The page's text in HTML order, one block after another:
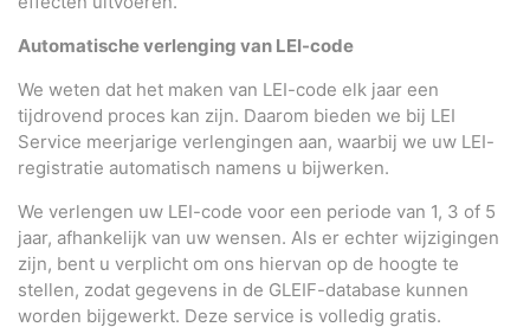
Automatische verlenging van LEI-code
We weten dat het maken van LEI-code elk jaar een
tijdrovend proces kan zijn. Daarom bieden we bij LEI
Service meerjarige verlengingen aan, waarbij we uw LEI-
registratie automatisch namens u bijwerken.
We verlengen uw LEI-code voor een periode van 1, 3 of 5
jaar, afhankelijk van uw wensen. Als er echter wijzigingen
zijn, bent u verplicht om ons hiervan op de hoogte te
stellen, zodat gegevens in de GLEIF-database kunnen
worden bijgewerkt. Deze service is volledig gratis.